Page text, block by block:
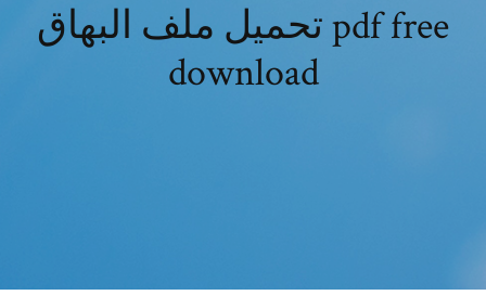
تحميل ملف البهاق pdf free
download